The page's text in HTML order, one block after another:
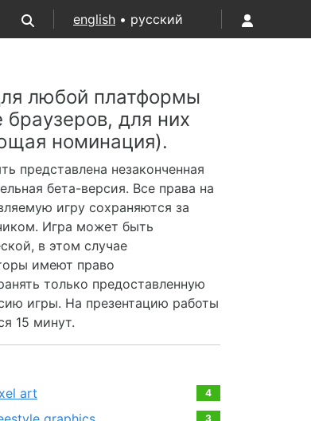
english • русский
любой платформы
браузеров, для них
номинация).
представлена незаконченная
бета-версия. Все права на
игру сохраняются за
Игра может быть
в этом случае
имеют право
только предоставленную
игры. На презентацию работы
15 минут.
art 4
3